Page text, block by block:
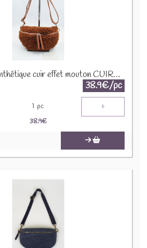
Sac banane synthétique cuir effet mouton CUIR-IT-876-3 Marron
38.9€/pc
1 pc +
38.9€